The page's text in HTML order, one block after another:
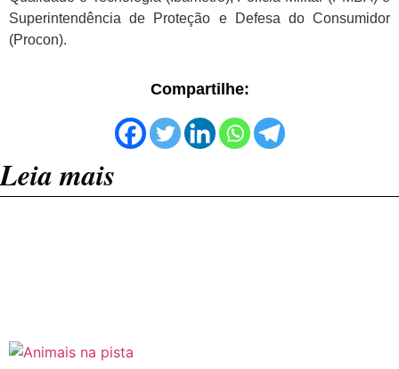
Superintendência de Proteção e Defesa do Consumidor
(Procon).
Compartilhe:
Leia mais